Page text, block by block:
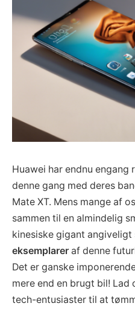
Huawei har endnu
denne gang med deres
Mate XT. Mens mange af
sammen til en almindelig
kinesiske gigant
eksemplarer af denne
Det er ganske
mere end en brugt bil! Lad
tech-entusiaster til at